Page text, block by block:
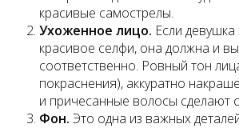
красивые самострелы.
Ухоженное лицо. Если
красивое селфи, она должна и
соответственно. Ровный тон
покраснения), аккуратно
и причесанные волосы сделают
Фон. Это одна из важных